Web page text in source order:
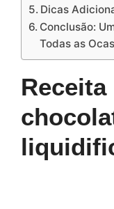
Dicas
Conclusão:
Todas as